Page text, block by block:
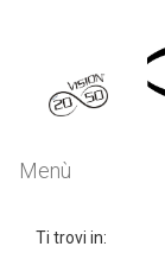
Menù
Ti trovi in: